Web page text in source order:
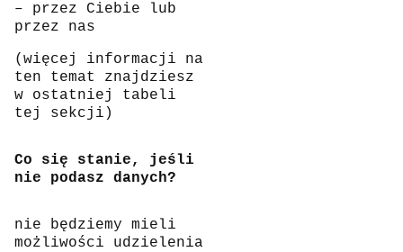
– przez Ciebie lub
przez nas
(więcej informacji na
ten temat znajdziesz
w ostatniej tabeli
tej sekcji)
Co się stanie, jeśli
nie podasz danych?
nie będziemy mieli
możliwości udzielenia